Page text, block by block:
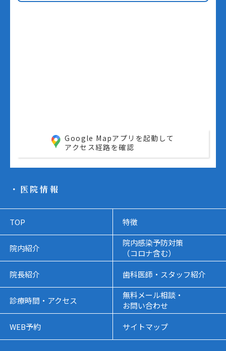
Google Mapアプリを起動して
アクセス経路を確認
・医院情報
TOP 特徴
院内紹介
院内感染予防対策
（コロナ含む）
院長紹介
歯科医師・スタッフ紹介
診療時間・アクセス
無料メール相談・
お問い合わせ
WEB予約
サイトマップ